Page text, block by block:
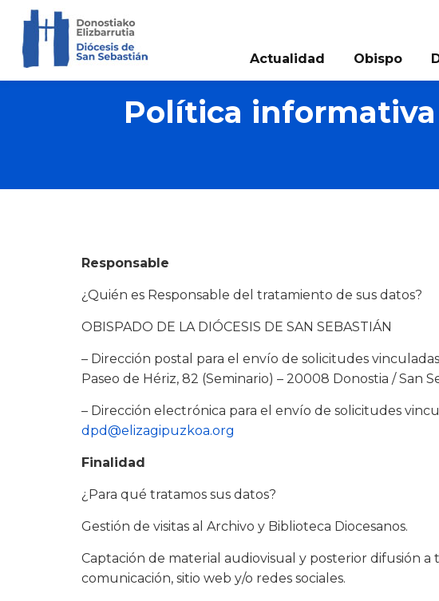
Actualidad Obispo
Política
Responsable
¿Quién es Responsable del tratamiento de sus datos?
OBISPADO DE LA DIÓCESIS DE SAN SEBASTIÁN
– Dirección postal para el envío de solicitudes
Paseo de Hériz, 82 (Seminario) – 20008 Donostia / San
– Dirección electrónica para el envío de solicitudes
dpd@elizagipuzkoa.org
Finalidad
¿Para qué tratamos sus datos?
Gestión de visitas al Archivo y Biblioteca Diocesanos.
Captación de material audiovisual y posterior difusión a
comunicación, sitio web y/o redes sociales.